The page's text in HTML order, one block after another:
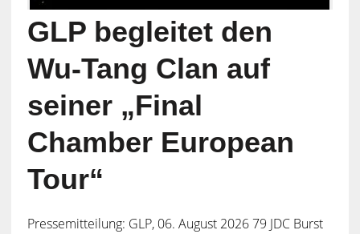
GLP begleitet den
Wu-Tang Clan auf
seiner „Final
Chamber European
Tour“
Pressemitteilung: GLP, 06. August 2026 79 JDC Burst